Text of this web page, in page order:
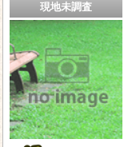
現地未調査